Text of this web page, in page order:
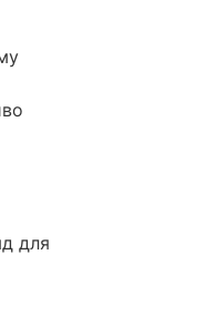
для